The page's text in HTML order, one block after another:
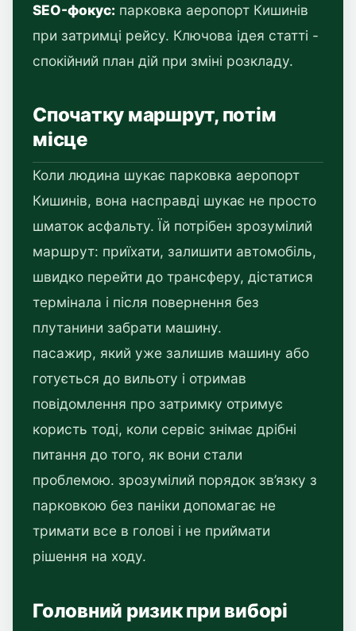
SEO-фокус: парковка аеропорт Кишинів
при затримці рейсу. Ключова ідея статті -
спокійний план дій при зміні розкладу.
Спочатку маршрут, потім
місце
Коли людина шукає парковка аеропорт
Кишинів, вона насправді шукає не просто
шматок асфальту. Їй потрібен зрозумілий
маршрут: приїхати, залишити автомобіль,
швидко перейти до трансферу, дістатися
термінала і після повернення без
плутанини забрати машину.
пасажир, який уже залишив машину або
готується до вильоту і отримав
повідомлення про затримку отримує
користь тоді, коли сервіс знімає дрібні
питання до того, як вони стали
проблемою. зрозумілий порядок зв’язку з
парковкою без паніки допомагає не
тримати все в голові і не приймати
рішення на ходу.
Головний ризик при виборі